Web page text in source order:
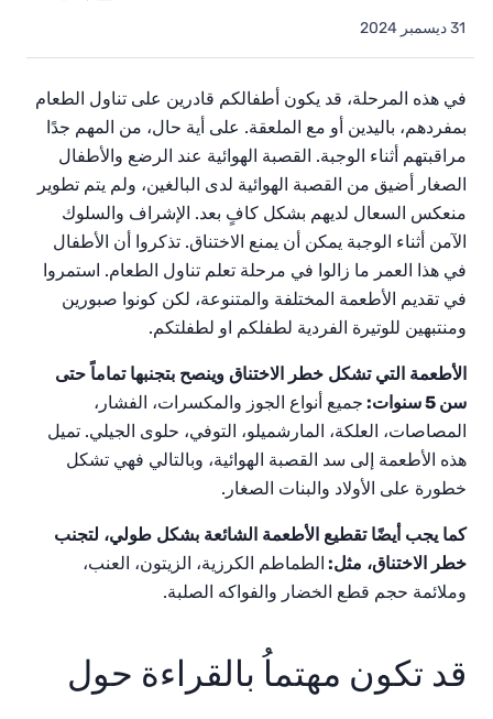
31 ديسمبر 2024
في هذه المرحلة، قد يكون أطفالكم قادرين على تناول الطعام
بمفردهم، باليدين أو مع الملعقة. على أية حال، من المهم جدًا
مراقبتهم أثناء الوجبة. القصبة الهوائية عند الرضع والأطفال
الصغار أضيق من القصبة الهوائية لدى البالغين، ولم يتم تطوير
منعكس السعال لديهم بشكل كافٍ بعد. الإشراف والسلوك
الآمن أثناء الوجبة يمكن أن يمنع الاختناق. تذكروا أن الأطفال
في هذا العمر ما زالوا في مرحلة تعلم تناول الطعام. استمروا
في تقديم الأطعمة المختلفة والمتنوعة، لكن كونوا صبورين
ومنتبهين للوتيرة الفردية لطفلكم او لطفلتكم.
الأطعمة التي تشكل خطر الاختناق وينصح بتجنبها تماماً حتى
سن
سنوات: جميع أنواع الجوز والمكسرات، الفشار،
المصاصات، العلكة، المارشميلو، التوفي، حلوى الجيلي. تميل
هذه الأطعمة إلى سد القصبة الهوائية، وبالتالي فهي تشكل
خطورة على الأولاد والبنات الصغار.
كما يجب أيضًا تقطيع الأطعمة الشائعة بشكل طولي، لتجنب
خطر الاختناق، مثل: الطماطم الكرزية، الزيتون، العنب،
وملائمة حجم قطع الخضار والفواكه الصلبة.
قد تكون مهتماُ بالقراءة حول